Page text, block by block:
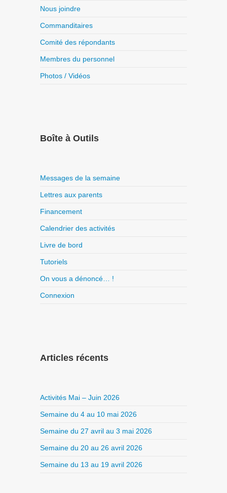
Nous joindre
Commanditaires
Comité des répondants
Membres du personnel
Photos / Vidéos
Boîte à Outils
Messages de la semaine
Lettres aux parents
Financement
Calendrier des activités
Livre de bord
Tutoriels
On vous a dénoncé… !
Connexion
Articles récents
Activités Mai – Juin 2026
Semaine du 4 au 10 mai 2026
Semaine du 27 avril au 3 mai 2026
Semaine du 20 au 26 avril 2026
Semaine du 13 au 19 avril 2026